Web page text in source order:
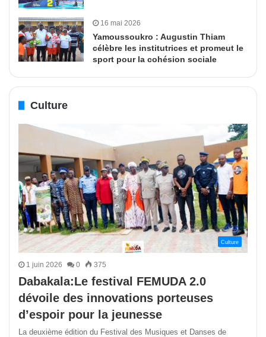
16 mai 2026
Yamoussoukro : Augustin Thiam
célèbre les institutrices et promeut le
sport pour la cohésion sociale
Culture
Culture
1 juin 2026 0 375
Dabakala:Le festival FEMUDA 2.0
dévoile des innovations porteuses
d’espoir pour la jeunesse
La deuxième édition du Festival des Musiques et Danses de